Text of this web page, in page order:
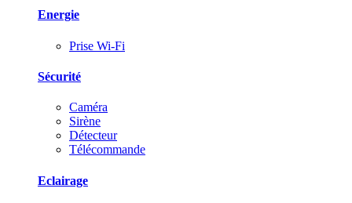
Energie
Prise Wi-Fi
Sécurité
Caméra
Sirène
Détecteur
Télécommande
Eclairage